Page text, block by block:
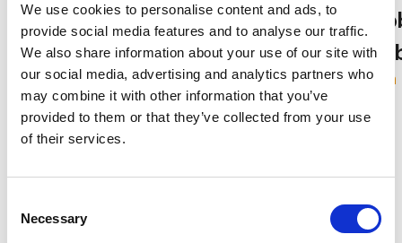
We use cookies to personalise content and ads, to
provide social media features and to analyse our traffic.
We also share information about your use of our site with
our social media, advertising and analytics partners who
may combine it with other information that you’ve
provided to them or that they’ve collected from your use
of their services.
Selection
Necessary
Veilig werken op het dak
Bekijken
extra
Bekijken